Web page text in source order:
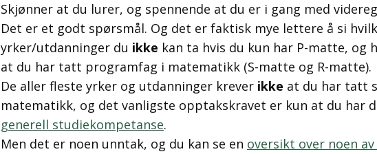
Skjønner at du lurer, og spennende at du er i gang med
Det er et godt spørsmål. Og det er faktisk mye lettere å si
yrker/utdanninger du ikke kan ta hvis du kun har P-matte, og
at du har tatt programfag i matematikk (S-matte og R-matte).
De aller fleste yrker og utdanninger krever ikke at du har tatt
matematikk, og det vanligste opptakskravet er kun at du har
generell studiekompetanse.
Men det er noen unntak, og du kan se en oversikt over noen